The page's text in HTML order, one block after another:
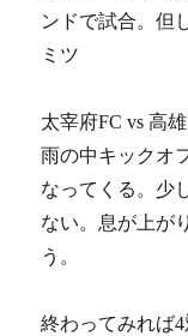
ンドで試合。但
ミツ
太宰府FC vs 高
雨の中キックオ
なってくる。少
ない。息が上が
う。
終わってみれば